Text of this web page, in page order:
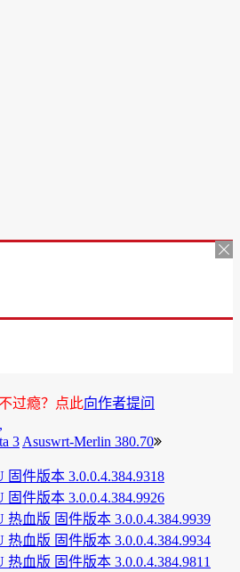
过瘾？点此向作者提问
3 Asuswrt-Merlin 380.70
固件版本 3.0.0.4.384.9318
固件版本 3.0.0.4.384.9926
热血版 固件版本 3.0.0.4.384.9939
热血版 固件版本 3.0.0.4.384.9934
热血版 固件版本 3.0.0.4.384.9811